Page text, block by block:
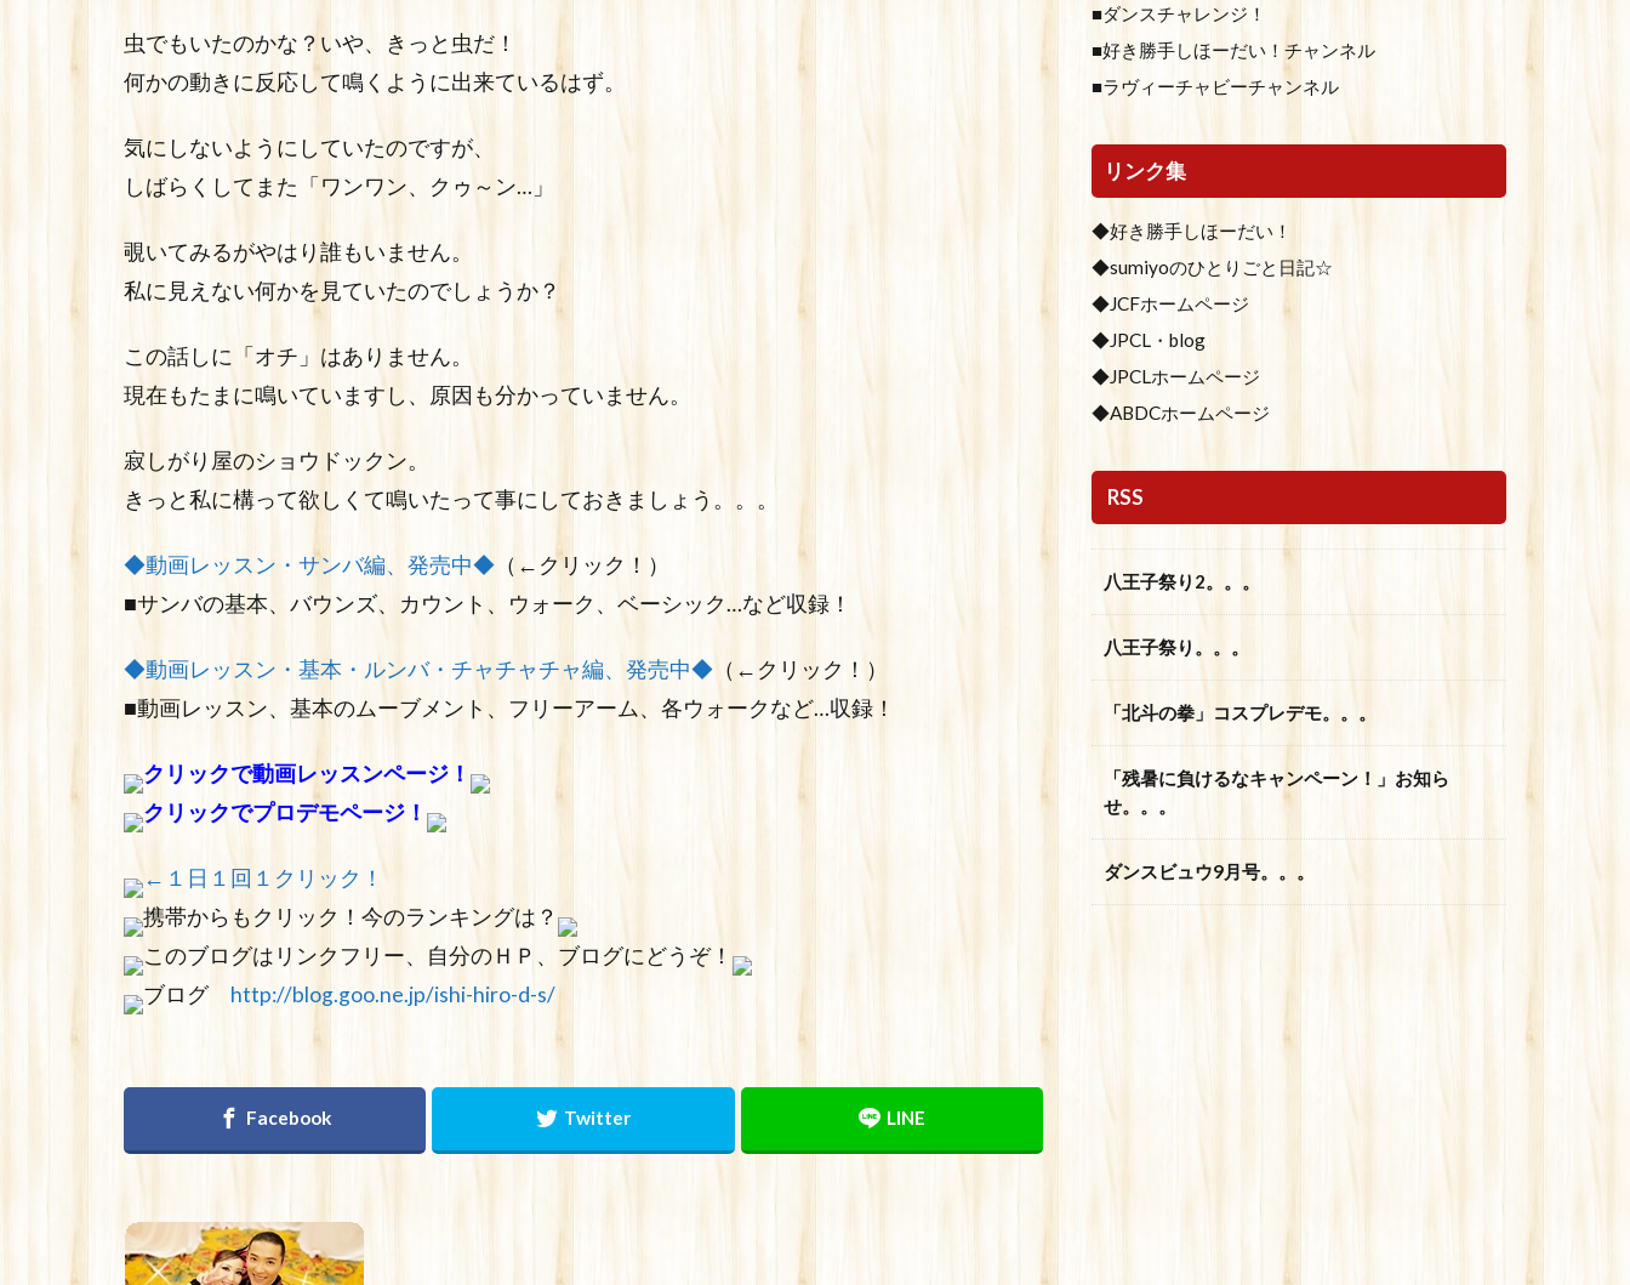
虫でもいたのかな？いや、きっと虫だ！
何かの動きに反応して鳴くように出来ているはず。
気にしないようにしていたのですが、
しばらくしてまた「ワンワン、クゥ～ン…」
覗いてみるがやはり誰もいません。
私に見えない何かを見ていたのでしょうか？
この話しに「オチ」はありません。
現在もたまに鳴いていますし、原因も分かっていません。
寂しがり屋のショウドックン。
きっと私に構って欲しくて鳴いたって事にしておきましょう。。。
◆動画レッスン・サンバ編、発売中◆ （←クリック！）
■サンバの基本、バウンズ、カウント、ウォーク、ベーシック…など収録！
◆動画レッスン・基本・ルンバ・チャチャチャ編、発売中◆ （←クリック！）
■動画レッスン、基本のムーブメント、フリーアーム、各ウォークなど…収録！
クリックで動画レッスンページ！
クリックでプロデモページ！
←１日１回１クリック！
携帯からもクリック！今のランキングは？
このブログはリンクフリー、自分のＨＰ、ブログにどうぞ！
ブログ http://blog.goo.ne.jp/ishi-hiro-d-s/
■ダンスチャレンジ！
■好き勝手しほーだい！チャンネル
■ラヴィーチャビーチャンネル
リンク集
◆好き勝手しほーだい！
◆sumiyoのひとりごと日記☆
◆JCFホームページ
◆JPCL・blog
◆JPCLホームページ
◆ABDCホームページ
RSS
八王子祭り2。。。
八王子祭り。。。
「北斗の拳」コスプレデモ。。。
「残暑に負けるなキャンペーン！」お知ら
せ。。。
ダンスビュウ9月号。。。